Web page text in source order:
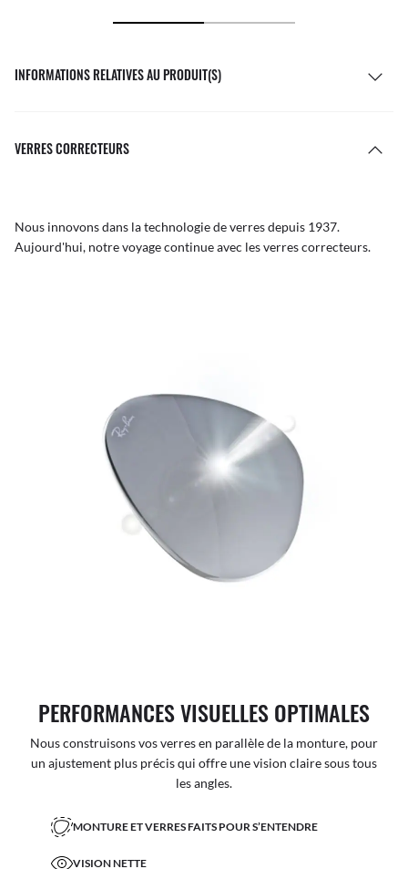
INFORMATIONS RELATIVES AU PRODUIT(S)
VERRES CORRECTEURS
Nous innovons dans la technologie de verres depuis 1937.
Aujourd'hui, notre voyage continue avec les verres correcteurs.
PERFORMANCES VISUELLES OPTIMALES
Nous construisons vos verres en parallèle de la monture, pour
un ajustement plus précis qui offre une vision claire sous tous
les angles.
MONTURE ET VERRES FAITS POUR S’ENTENDRE
VISION NETTE